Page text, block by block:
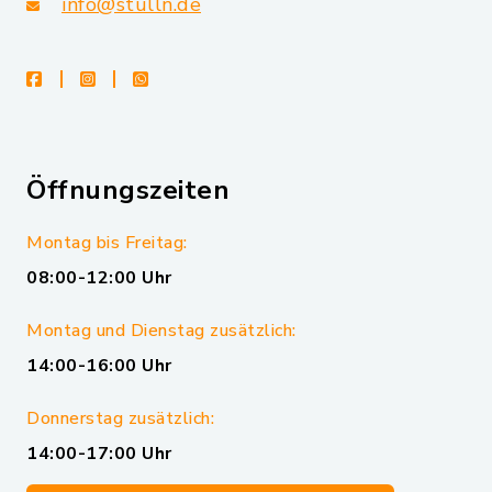
facebookinstagramwhatsapp
Öffnungszeiten
Montag bis Freitag:
08:00-12:00 Uhr
Montag und Dienstag zusätzlich:
14:00-16:00 Uhr
Donnerstag zusätzlich:
14:00-17:00 Uhr